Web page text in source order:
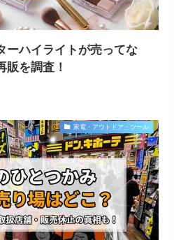
ーハイライトが売ってな
販を調査！
家電・アウトドア・ツール